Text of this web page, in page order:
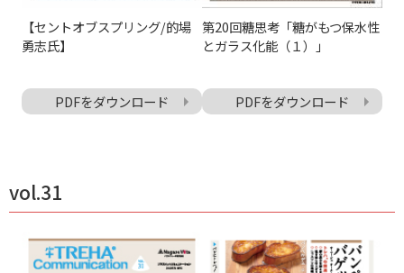
【セントオブスプリング/的場
勇志氏】
PDFをダウンロード
第20回糖思考「糖がもつ保水性
とガラス化能（１）」
PDFをダウンロード
vol.31